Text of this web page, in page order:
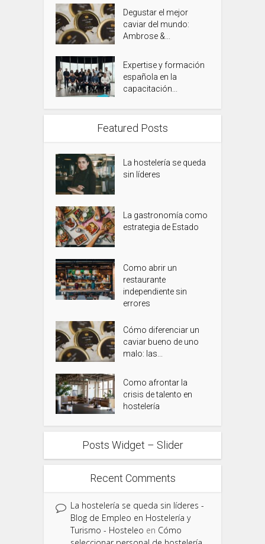
Degustar el mejor
caviar del mundo:
Ambrose &...
Expertise y formación
española en la
capacitación...
Featured Posts
La hostelería se queda
sin líderes
La gastronomía como
estrategia de Estado
Como abrir un
restaurante
independiente sin
errores
Cómo diferenciar un
caviar bueno de uno
malo: las...
Como afrontar la
crisis de talento en
hostelería
Posts Widget – Slider
Recent Comments
La hostelería se queda sin líderes -
Blog de Empleo en Hostelería y
Turismo - Hosteleo en Cómo